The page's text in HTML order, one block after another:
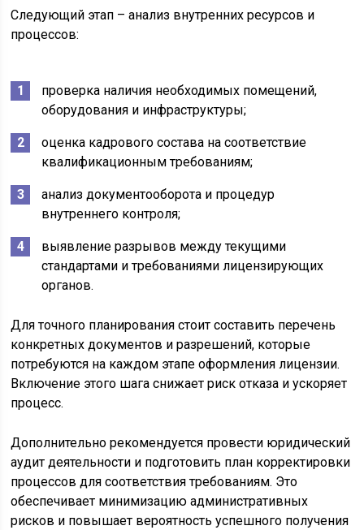
Следующий этап – анализ внутренних ресурсов и
процессов:
проверка наличия необходимых помещений,
оборудования и инфраструктуры;
оценка кадрового состава на соответствие
квалификационным требованиям;
анализ документооборота и процедур
внутреннего контроля;
выявление разрывов между текущими
стандартами и требованиями лицензирующих
органов.
Для точного планирования стоит составить перечень
конкретных документов и разрешений, которые
потребуются на каждом этапе оформления лицензии.
Включение этого шага снижает риск отказа и ускоряет
процесс.
Дополнительно рекомендуется провести юридический
аудит деятельности и подготовить план корректировки
процессов для соответствия требованиям. Это
обеспечивает минимизацию административных
рисков и повышает вероятность успешного получения